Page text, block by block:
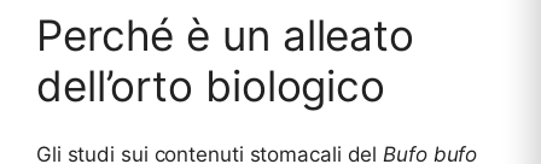
Perché è un alleato
dell’orto biologico
Gli studi sui contenuti stomacali del Bufo bufo